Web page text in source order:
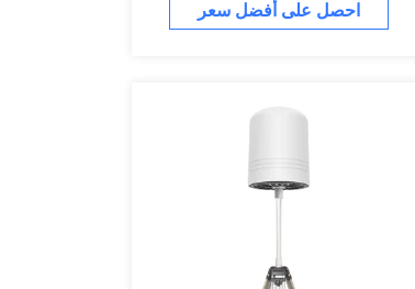
الطائرات بدون طيار
احصل على أفضل سعر